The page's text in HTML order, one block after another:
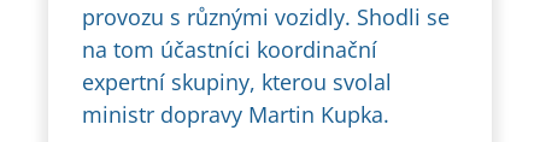
provozu s různými vozidly. Shodli se
na tom účastníci koordinační
expertní skupiny, kterou svolal
ministr dopravy Martin Kupka.